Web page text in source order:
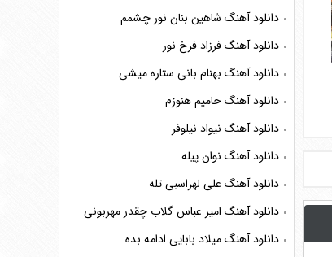
دانلود آهنگ شاهین بنان نور چشمم
دانلود آهنگ فرزاد فرخ نور
دانلود آهنگ بهنام بانی ستاره میشی
دانلود آهنگ حامیم هنوزم
دانلود آهنگ نیواد نیلوفر
دانلود آهنگ نوان پیله
دانلود آهنگ علی لهراسبی تله
دانلود آهنگ امیر عباس گلاب چقدر مهربونی
دانلود آهنگ میلاد بابایی ادامه بده